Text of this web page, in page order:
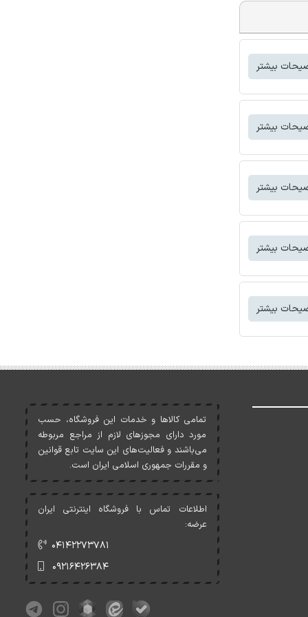
بیشتر
بیشتر
بیشتر
بیشتر
بیشتر
تمامی کالاها و خدمات اين فروشگاه، حسب
مورد دارای مجوزهای لازم از مراجع مربوطه
می‌باشند و فعاليت‌های اين سايت تابع قوانين
و مقررات جمهوری اسلامی ايران است.
اطلاعات تماس با فروشگاه اینترنتی ایران
عرضه:
۰۴۱۴۲۲۷۳۷۸۱
۰۹۲۱۶۴۲۶۳۸۴